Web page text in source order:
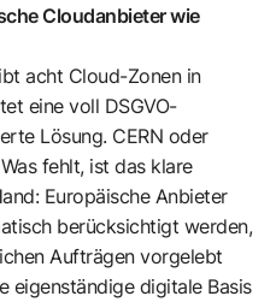
Cloudanbieter wie
acht Cloud-Zonen in
eine voll DSGVO-
Lösung. CERN oder
fehlt, ist das klare
Europäische Anbieter
berücksichtigt werden,
Aufträgen vorgelebt
eigenständige digitale Basis